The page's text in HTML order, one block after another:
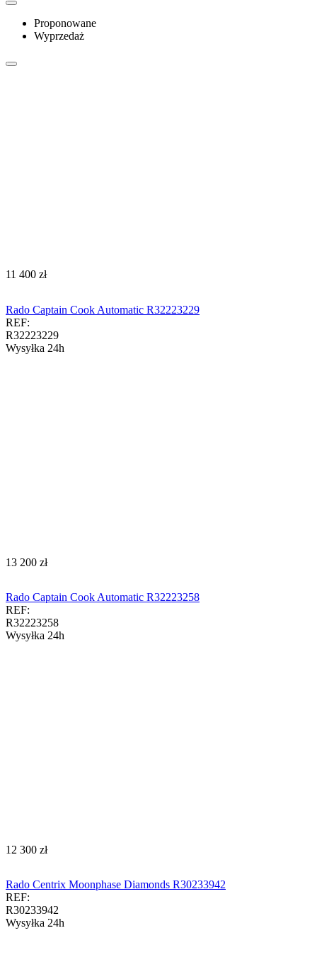
Proponowane
Wyprzedaż
‍11 400‍ zł
Rado Captain Cook Automatic R32223229
REF:
R32223229
Wysyłka 24h
‍13 200‍ zł
Rado Captain Cook Automatic R32223258
REF:
R32223258
Wysyłka 24h
‍12 300‍ zł
Rado Centrix Moonphase Diamonds R30233942
REF:
R30233942
Wysyłka 24h